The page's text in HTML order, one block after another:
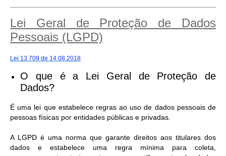
Lei Geral de Proteção de Dados
Pessoais (LGPD)
Lei 13.709 de 14.08.2018
O que é a Lei Geral de Proteção de
Dados?
É uma lei que estabelece regras ao uso de dados pessoais de
pessoas físicas por entidades públicas e privadas.
A LGPD é uma norma que garante direitos aos titulares dos
dados e estabelece uma regra mínima para coleta,